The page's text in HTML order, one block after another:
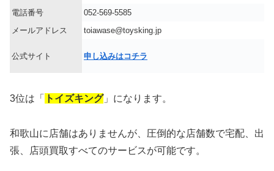
電話番号
052-569-5585
メールアドレス
toiawase@toysking.jp
公式サイト 申し込みはコチラ
3位は「 トイズキング」になります。
和歌山に店舗はありませんが、圧倒的な店舗数で宅配、出
張、店頭買取すべてのサービスが可能です。